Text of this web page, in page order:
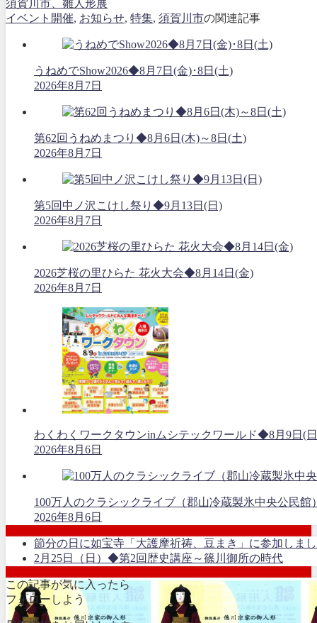
須賀川市、雛人形展
イベント開催, お知らせ, 特集, 須賀川市の関連記事
うねめでShow2026◆8月7日(金)･8日(土)
2026年8月7日
第62回うねめまつり◆8月6日(木)～8日(土)
2026年8月7日
第5回中ノ沢こけし祭り◆9月13日(日)
2026年8月7日
2026芝桜の里ひらた 花火大会◆8月14日(金)
2026年8月7日
わくわくワークタウンinムシテックワールド◆8月9日(
2026年8月6日
100万人のクラシックライブ（郡山冷蔵製氷中央公民
2026年8月6日
節分の日に如宝寺「大護摩祈祷、豆まき」に参加しま
2月25日（日）◆第2回歴史講座～篠川御所の時代
この記事が気に入ったら
フォローしよう